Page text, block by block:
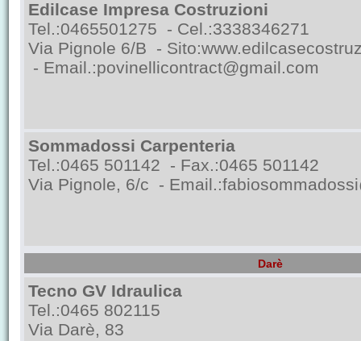
Edilcase Impresa Costruzioni
Tel.:0465501275 - Cel.:3338346271
Via Pignole 6/B - Sito:
- Email.:povinellicontract@gmail.com
Sommadossi Carpenteria
Tel.:0465 501142 - Fax.:0465 501142
Via Pignole, 6/c - Email.:
Darè
Tecno GV Idraulica
Tel.:0465 802115
Via Darè, 83